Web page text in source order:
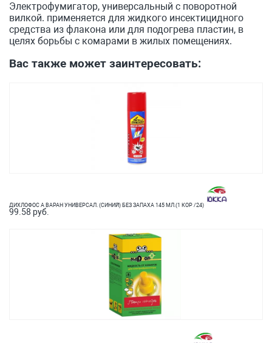
Электрофумигатор, универсальный с поворотной
вилкой. применяется для жидкого инсектицидного
средства из флакона или для подогрева пластин, в
целях борьбы с комарами в жилых помещениях.
Вас также может заинтересовать:
ДИХЛОФОС А ВАРАН УНИВЕРСАЛ. (СИНИЙ) БЕЗ ЗАПАХА 145 МЛ.(1 КОР /24)
99.58 руб.